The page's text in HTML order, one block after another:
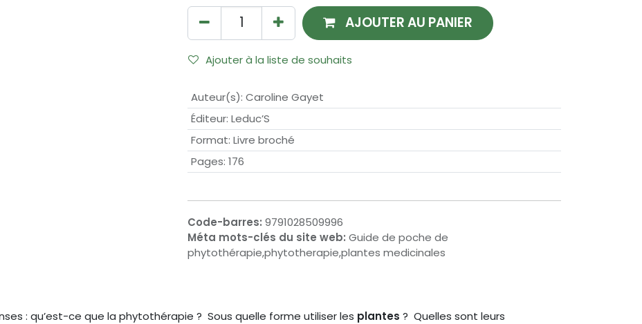
AJOUTER AU PANIER
Ajouter à la liste de souhaits
Auteur(s): Caroline Gayet
Éditeur: Leduc’S
Format: Livre broché
Pages: 176
Code-barres: 9791028509996
Méta mots-clés du site web: Guide de poche de
phytothérapie,phytotherapie,plantes medicinales
: qu’est-ce que la phytothérapie ? Sous quelle forme utiliser les plantes ? Quelles sont leurs